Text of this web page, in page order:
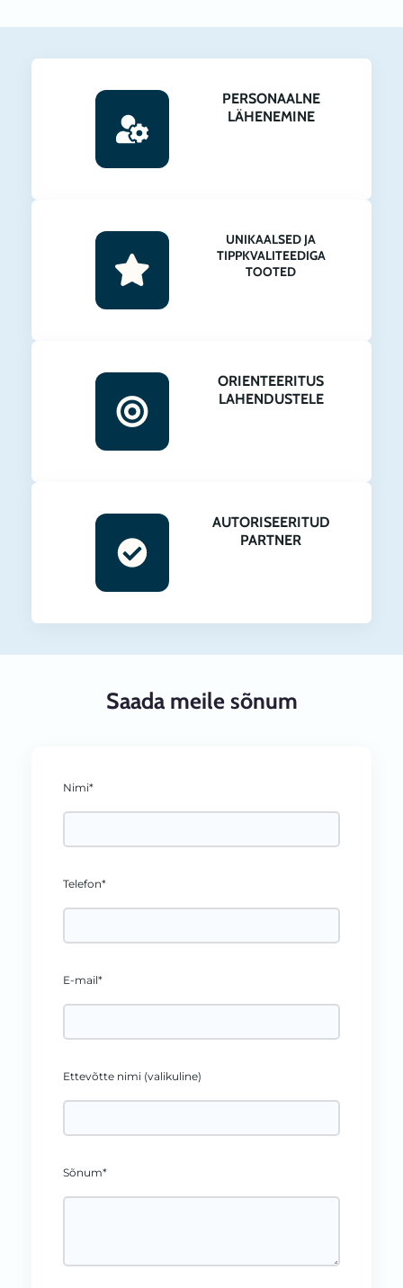
PERSONAALNE
LÄHENEMINE
UNIKAALSED JA
TIPPKVALITEEDIGA
TOOTED
ORIENTEERITUS
LAHENDUSTELE
AUTORISEERITUD
PARTNER
Saada meile sõnum
Nimi*
Telefon*
E-mail*
Ettevõtte nimi (valikuline)
Sõnum*